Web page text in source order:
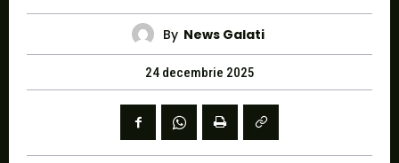
By News Galati
24 decembrie 2025